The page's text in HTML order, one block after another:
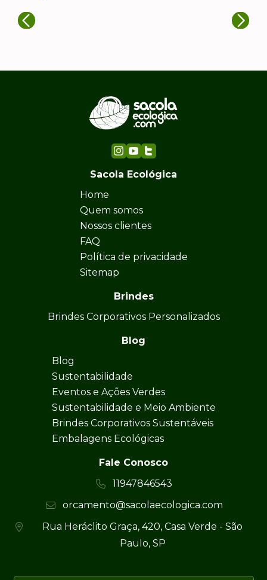
Sacola Ecológica
Home
Quem somos
Nossos clientes
FAQ
Política de privacidade
Sitemap
Brindes
Brindes Corporativos Personalizados
Blog
Blog
Sustentabilidade
Eventos e Ações Verdes
Sustentabilidade e Meio Ambiente
Brindes Corporativos Sustentáveis
Embalagens Ecológicas
Fale Conosco
11947846543
orcamento@sacolaecologica.com
Rua Heráclito Graça, 420, Casa Verde - São
Paulo, SP